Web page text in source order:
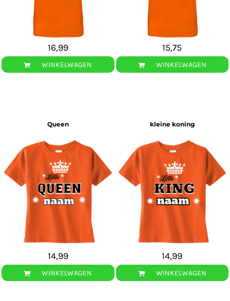
16,99
WINKELWAGEN
15,75
WINKELWAGEN
Queen
14,99
WINKELWAGEN
kleine koning
14,99
WINKELWAGEN